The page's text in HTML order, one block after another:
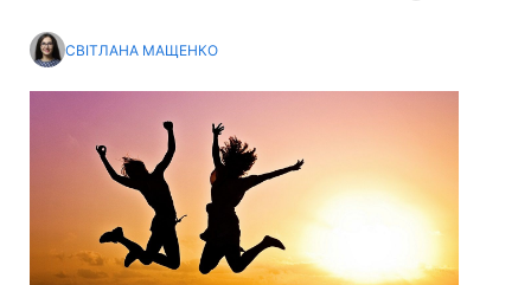
СВІТЛАНА МАЩЕНКО